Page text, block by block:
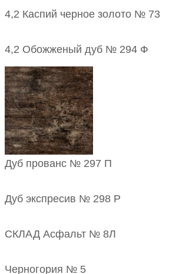
4,2 Каспий черное золото № 73
4,2 Обожженый дуб № 294 Ф
Дуб прованс № 297 П
Дуб экспресив № 298 Р
СКЛАД Асфальт № 8Л
Черногория № 5